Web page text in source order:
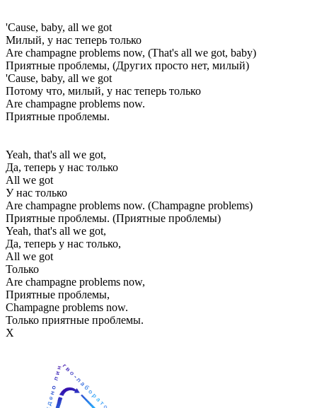
'Cause, baby, all we got
Милый, у нас теперь только
Are champagne problems now, (That's all we got, baby)
Приятные проблемы, (Других просто нет, милый)
'Cause, baby, all we got
Потому что, милый, у нас теперь только
Are champagne problems now.
Приятные проблемы.
Yeah, that's all we got,
Да, теперь у нас только
All we got
У нас только
Are champagne problems now. (Champagne problems)
Приятные проблемы. (Приятные проблемы)
Yeah, that's all we got,
Да, теперь у нас только,
All we got
Только
Are champagne problems now,
Приятные проблемы,
Champagne problems now.
Только приятные проблемы.
Х